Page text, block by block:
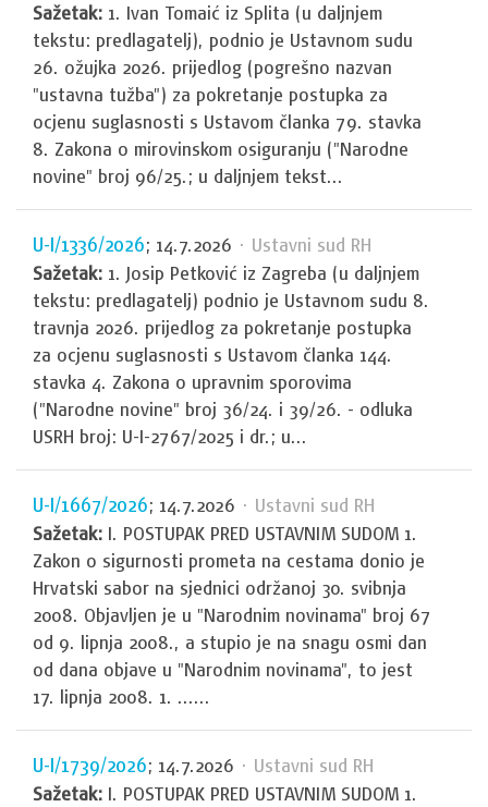
Sažetak: 1. Ivan Tomaić iz Splita (u daljnjem
tekstu: predlagatelj), podnio je Ustavnom sudu
26. ožujka 2026. prijedlog (pogrešno nazvan
"ustavna tužba") za pokretanje postupka za
ocjenu suglasnosti s Ustavom članka 79. stavka
8. Zakona o mirovinskom osiguranju ("Narodne
novine" broj 96/25.; u daljnjem tekst...
U-I/1336/2026; 14.7.2026 · Ustavni sud RH
Sažetak: 1. Josip Petković iz Zagreba (u daljnjem
tekstu: predlagatelj) podnio je Ustavnom sudu 8.
travnja 2026. prijedlog za pokretanje postupka
za ocjenu suglasnosti s Ustavom članka 144.
stavka 4. Zakona o upravnim sporovima
("Narodne novine" broj 36/24. i 39/26. - odluka
USRH broj: U-I-2767/2025 i dr.; u...
U-I/1667/2026; 14.7.2026 · Ustavni sud RH
Sažetak: I. POSTUPAK PRED USTAVNIM SUDOM 1.
Zakon o sigurnosti prometa na cestama donio je
Hrvatski sabor na sjednici održanoj 30. svibnja
2008. Objavljen je u "Narodnim novinama" broj 67
od 9. lipnja 2008., a stupio je na snagu osmi dan
od dana objave u "Narodnim novinama", to jest
17. lipnja 2008. 1. ......
U-I/1739/2026; 14.7.2026 · Ustavni sud RH
Sažetak: I. POSTUPAK PRED USTAVNIM SUDOM 1.